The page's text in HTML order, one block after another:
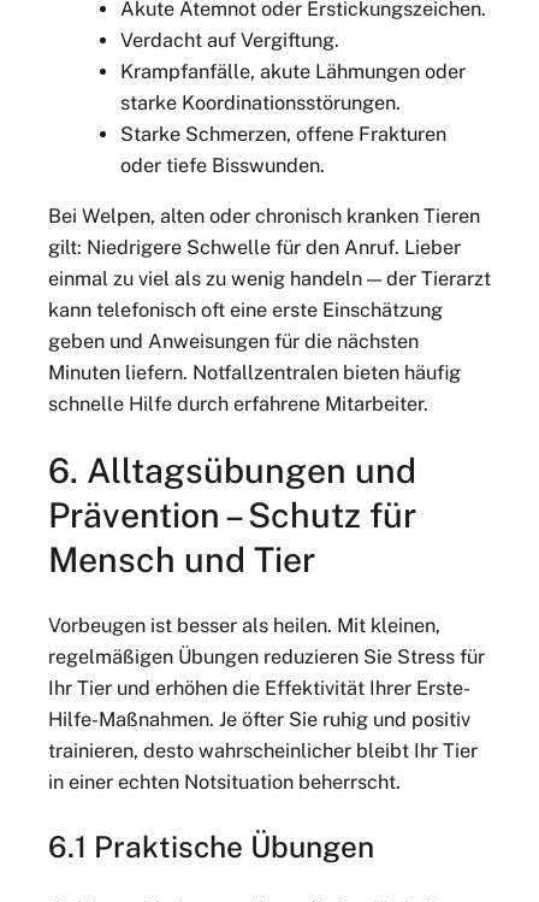
Akute Atemnot oder Erstickungszeichen.
Verdacht auf Vergiftung.
Krampfanfälle, akute Lähmungen oder
starke Koordinationsstörungen.
Starke Schmerzen, offene Frakturen
oder tiefe Bisswunden.
Bei Welpen, alten oder chronisch kranken Tieren
gilt: Niedrigere Schwelle für den Anruf. Lieber
einmal zu viel als zu wenig handeln — der Tierarzt
kann telefonisch oft eine erste Einschätzung
geben und Anweisungen für die nächsten
Minuten liefern. Notfallzentralen bieten häufig
schnelle Hilfe durch erfahrene Mitarbeiter.
6. Alltagsübungen und
Prävention – Schutz für
Mensch und Tier
Vorbeugen ist besser als heilen. Mit kleinen,
regelmäßigen Übungen reduzieren Sie Stress für
Ihr Tier und erhöhen die Effektivität Ihrer Erste-
Hilfe-Maßnahmen. Je öfter Sie ruhig und positiv
trainieren, desto wahrscheinlicher bleibt Ihr Tier
in einer echten Notsituation beherrscht.
6.1 Praktische Übungen